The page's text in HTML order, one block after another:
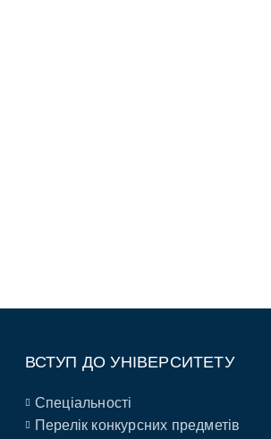
ВСТУП ДО УНІВЕРСИТЕТУ
Спеціальності
Перелік конкурсних предметів